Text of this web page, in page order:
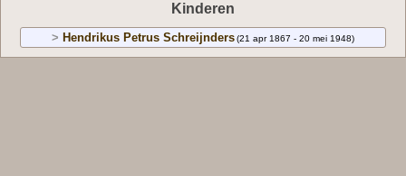
Kinderen
> Hendrikus Petrus Schreijnders(21 apr 1867 - 20 mei 1948)